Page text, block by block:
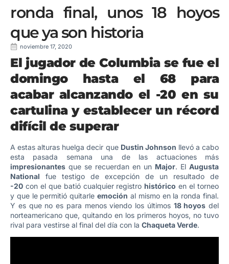
ronda final, unos 18 hoyos
que ya son historia
noviembre 17, 2020
El jugador de Columbia se fue el
domingo hasta el 68 para
acabar alcanzando el -20 en su
cartulina y establecer un récord
difícil de superar
A estas alturas huelga decir que Dustin Johnson llevó a cabo
esta pasada semana una de las actuaciones más
impresionantes que se recuerdan en un Major. El Augusta
National fue testigo de excepción de un resultado de
-20 con el que batió cualquier registro histórico en el torneo
y que le permitió quitarleemoción al mismo en la ronda final.
Y es que no es para menos viendo los últimos 18 hoyos del
norteamericano que, quitando en los primeros hoyos, no tuvo
rival para vestirse al final del día con la Chaqueta Verde.